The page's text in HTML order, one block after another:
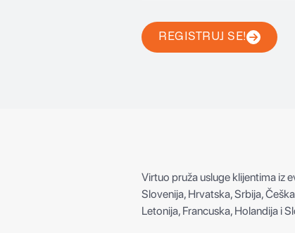
REGISTRUJ SE!
Virtuo pruža usluge klijentima iz
Slovenija, Hrvatska, Srbija,
Letonija, Francuska, Holandija i